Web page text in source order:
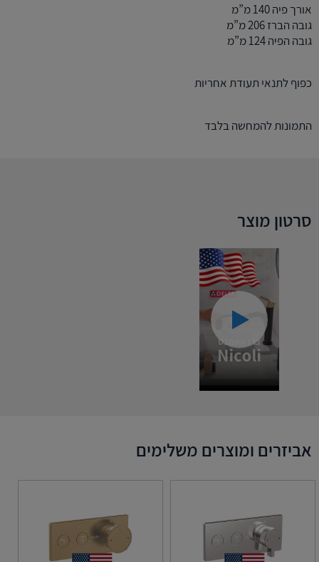
אורך פיה 140 מ”מ
גובה הברז 206 מ”מ
גובה הפיה 124 מ”מ
כפוף לתנאי תעודת אחריות
התמונות להמחשה בלבד
סרטון מוצר
אביזרים ומוצרים משלימים